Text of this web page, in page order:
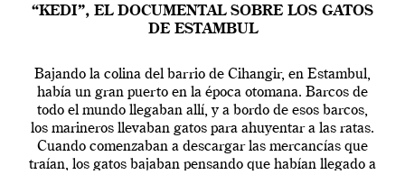
“KEDI”, EL DOCUMENTAL SOBRE LOS GATOS
DE ESTAMBUL
Bajando la colina del barrio de Cihangir, en Estambul,
había un gran puerto en la época otomana. Barcos de
todo el mundo llegaban allí, y a bordo de esos barcos,
los marineros llevaban gatos para ahuyentar a las ratas.
Cuando comenzaban a descargar las mercancías que
traían, los gatos bajaban pensando que habían llegado a